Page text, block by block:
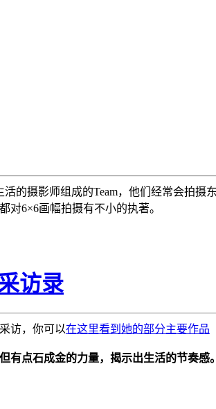
的摄影师组成的Team，他们经常会拍摄
6×6画幅拍摄有不小的执著。
访录
访，你可以在这里看到她的部分主要作品
点石成金的力量，揭示出生活的节奏感